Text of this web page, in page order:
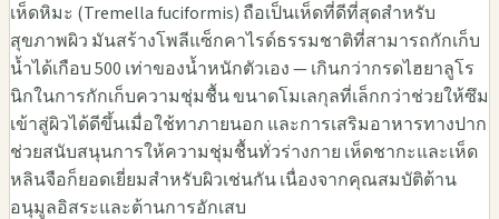
เห็ดหิมะ (Tremella fuciformis) ถือเป็นเห็ดที่ดีที่สุดสำหรับ
สุขภาพผิว มันสร้างโพลีแซ็กคาไรด์ธรรมชาติที่สามารถกักเก็บ
น้ำได้เกือบ 500 เท่าของน้ำหนักตัวเอง — เกินกว่ากรดไฮยาลูโร
นิกในการกักเก็บความชุ่มชื้น ขนาดโมเลกุลที่เล็กกว่าช่วยให้ซึม
เข้าสู่ผิวได้ดีขึ้นเมื่อใช้ทาภายนอก และการเสริมอาหารทางปาก
ช่วยสนับสนุนการให้ความชุ่มชื้นทั่วร่างกาย เห็ดชากะและเห็ด
หลินจือก็ยอดเยี่ยมสำหรับผิวเช่นกัน เนื่องจากคุณสมบัติต้าน
อนุมูลอิสระและต้านการอักเสบ